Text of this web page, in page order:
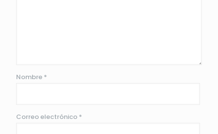
Nombre *
Correo electrónico *